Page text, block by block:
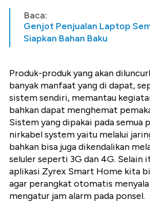
Baca:
Genjot Penjualan Laptop
Siapkan Bahan Baku
Produk-produk yang akan
banyak manfaat yang di dapat,
sistem sendiri, memantau
bahkan dapat menghemat
Sistem yang dipakai pada semua
nirkabel system yaitu melalui
bahkan bisa juga dikendalikan
seluler seperti 3G dan 4G. Selain
aplikasi Zyrex Smart Home kita
agar perangkat otomatis
mengatur jam alarm pada ponsel.